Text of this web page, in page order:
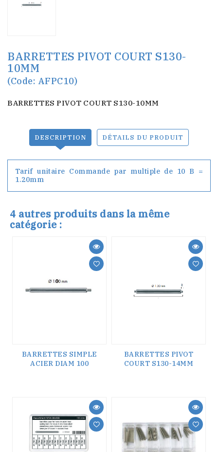
BARRETTES PIVOT COURT S130-
10MM
(Code: AFPC10)
BARRETTES PIVOT COURT S130-10MM
DESCRIPTION DÉTAILS DU PRODUIT
Tarif unitaire Commande par multiple de 10 B =
1.20mm
4 autres produits dans la même
catégorie :
BARRETTES SIMPLE
ACIER DIAM 100
BARRETTES PIVOT
COURT S130-14MM